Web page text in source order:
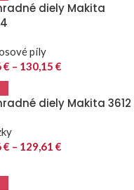
diely Makita
píly
€ – 130,15 €
diely Makita 3612
€ – 129,61 €